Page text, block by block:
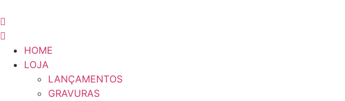
para
o
conteúdo
HOME
LOJA
LANÇAMENTOS
GRAVURAS